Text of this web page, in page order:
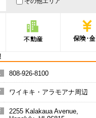
808-926-8100
ワイキキ・アラモアナ周辺
2255 Kalakaua Avenue